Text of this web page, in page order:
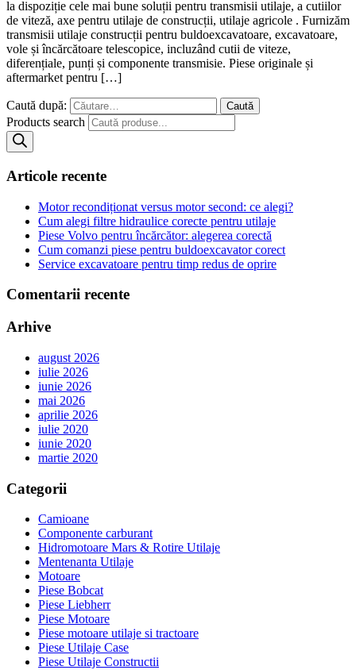
la dispoziție cele mai bune soluții pentru transmisii utilaje, a cutiilor
de viteză, axe pentru utilaje de construcții, utilaje agricole . Furnizăm
transmisii utilaje construcții pentru buldoexcavatoare, excavatoare,
vole și încărcătoare telescopice, incluzând cutii de viteze,
diferențiale, punți și componente transmisie. Piese originale și
aftermarket pentru […]
Caută după:
Products search
Articole recente
Motor recondiționat versus motor second: ce alegi?
Cum alegi filtre hidraulice corecte pentru utilaje
Piese Volvo pentru încărcător: alegerea corectă
Cum comanzi piese pentru buldoexcavator corect
Service excavatoare pentru timp redus de oprire
Comentarii recente
Arhive
august 2026
iulie 2026
iunie 2026
mai 2026
aprilie 2026
iulie 2020
iunie 2020
martie 2020
Categorii
Camioane
Componente carburant
Hidromotoare Mars & Rotire Utilaje
Mentenanta Utilaje
Motoare
Piese Bobcat
Piese Liebherr
Piese Motoare
Piese motoare utilaje si tractoare
Piese Utilaje Case
Piese Utilaje Constructii